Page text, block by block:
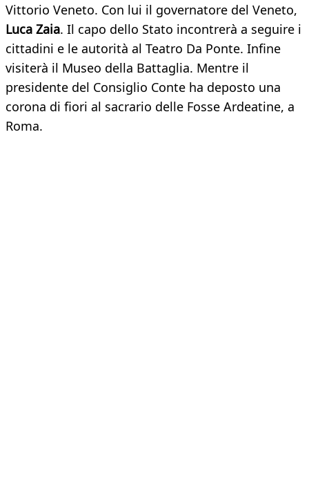
Vittorio Veneto. Con lui il governatore del Veneto,
Luca Zaia. Il capo dello Stato incontrerà a seguire i
cittadini e le autorità al Teatro Da Ponte. Infine
visiterà il Museo della Battaglia. Mentre il
presidente del Consiglio Conte ha deposto una
corona di fiori al sacrario delle Fosse Ardeatine, a
Roma.